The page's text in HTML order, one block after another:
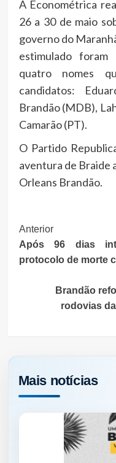
A Econométrica
26 a 30 de maio
governo do
estimulado foram
quatro nomes
candidatos:
Brandão (MDB),
Camarão (PT).
O Partido
aventura de Braide
Orleans Brandão.
Post
Navigation
Anterior
Após 96 dias
protocolo de morte
Brandão
rodovias
Mais notícias